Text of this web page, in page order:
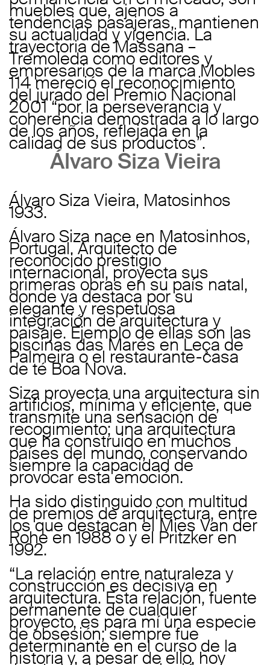
muebles que, ajenos a
tendencias pasajeras, mantienen
su actualidad y vigencia. La
trayectoria de Massana –
Tremoleda como editores y
empresarios de la marca Mobles
114 mereció el reconocimiento
del jurado del Premio Nacional
2001 “por la perseverancia y
coherencia demostrada a lo largo
de los años, reflejada en la
calidad de sus productos”.
Álvaro Siza Vieira
Álvaro Siza Vieira, Matosinhos
1933.
Álvaro Siza nace en Matosinhos,
Portugal. Arquitecto de
reconocido prestigio
internacional, proyecta sus
primeras obras en su país natal,
donde ya destaca por su
elegante y respetuosa
integración de arquitectura y
paisaje. Ejemplo de ellas son las
piscinas das Marés en Leça de
Palmeira o el restaurante-casa
de té Boa Nova.
Siza proyecta una arquitectura sin
artificios, mínima y eficiente, que
transmite una sensación de
recogimiento; una arquitectura
que ha construido en muchos
países del mundo, conservando
siempre la capacidad de
provocar esta emoción.
Ha sido distinguido con multitud
de premios de arquitectura, entre
los que destacan el Mies Van der
Rohe en 1988 o y el Pritzker en
1992.
“La relación entre naturaleza y
construcción es decisiva en
arquitectura. Esta relación, fuente
permanente de cualquier
proyecto, es para mí una especie
de obsesión; siempre fue
determinante en el curso de la
historia y, a pesar de ello, hoy